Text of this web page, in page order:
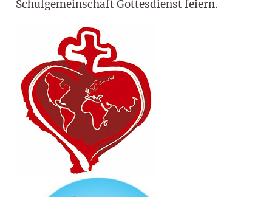
Schulgemeinschaft Gottesdienst feiern.